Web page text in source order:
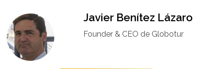
Javier Benítez Lázaro
Founder & CEO de Globotur​